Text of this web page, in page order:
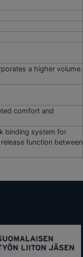
a higher volume
comfort and
binding system for
function between